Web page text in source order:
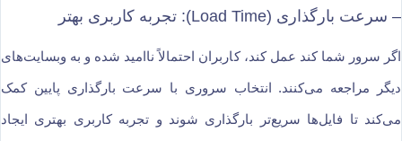
– سرعت بارگذاری (Load Time): تجربه کاربری بهتر
اگر سرور شما کند عمل کند، کاربران احتمالاً ناامید شده و به وبسایت‌های
دیگر مراجعه می‌کنند. انتخاب سروری با سرعت بارگذاری پایین کمک
می‌کند تا فایل‌ها سریع‌تر بارگذاری شوند و تجربه کاربری بهتری ایجاد